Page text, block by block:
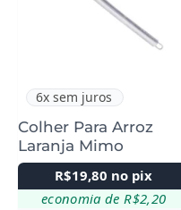
6x sem juros
Colher Para Arroz
Laranja Mimo
R$19,80 no pix
economia de R$2,20